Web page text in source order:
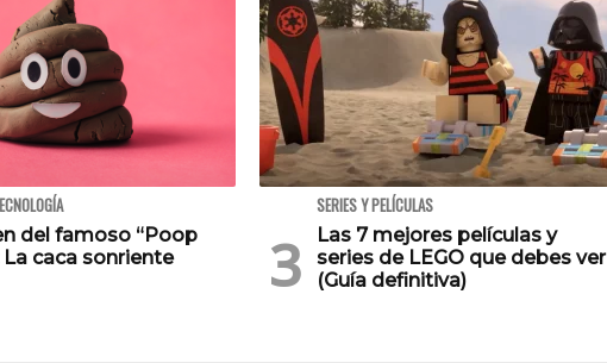
del famoso “Poop
La caca sonriente
SERIES Y PELÍCULAS
Las 7 mejores películas y
series de LEGO que debes ver
(Guía definitiva)